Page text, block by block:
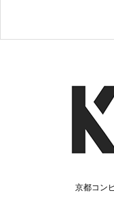
京都コン